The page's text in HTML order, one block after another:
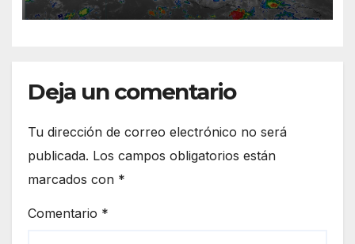
Deja un comentario
Tu dirección de correo electrónico no será
publicada. Los campos obligatorios están
marcados con *
Comentario *